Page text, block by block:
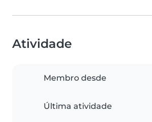
Atividade
Membro desde
Última atividade